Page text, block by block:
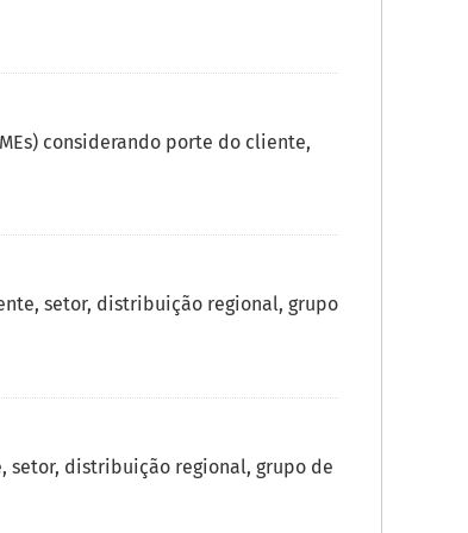
considerando porte do cliente,
setor, distribuição regional, grupo
setor, distribuição regional, grupo de